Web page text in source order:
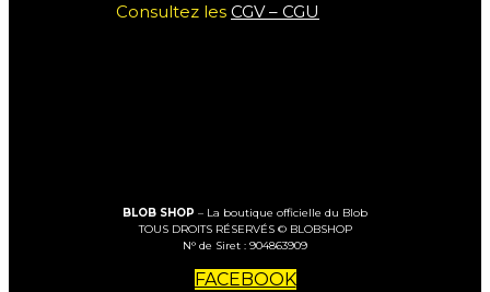
Consultez les CGV – CGU
BLOB SHOP – La boutique officielle du Blob
TOUS DROITS RÉSERVÉS © BLOBSHOP
N° de Siret : 904863909
FACEBOOK